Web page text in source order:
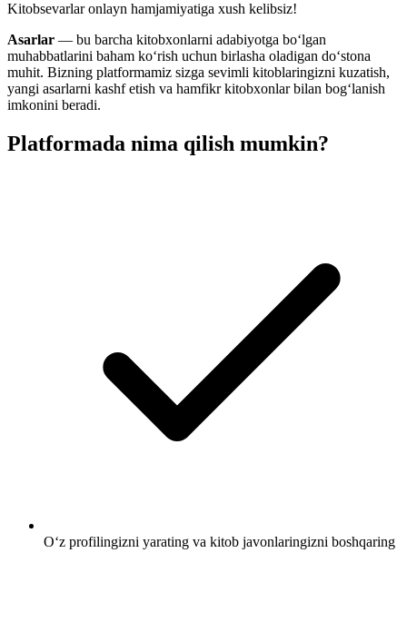
Kitobsevarlar onlayn hamjamiyatiga xush kelibsiz!
Asarlar — bu barcha kitobxonlarni adabiyotga bo‘lgan
muhabbatlarini baham ko‘rish uchun birlasha oladigan do‘stona
muhit. Bizning platformamiz sizga sevimli kitoblaringizni kuzatish,
yangi asarlarni kashf etish va hamfikr kitobxonlar bilan bog‘lanish
imkonini beradi.
Platformada nima qilish mumkin?
O‘z profilingizni yarating va kitob javonlaringizni boshqaring